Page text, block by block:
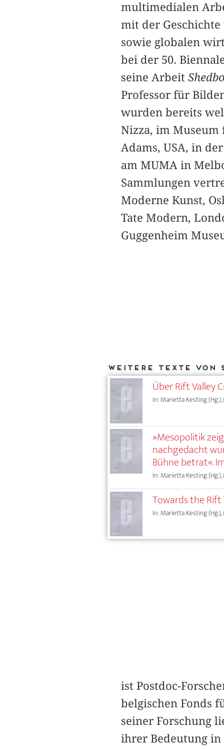
multimedialen
mit der
sowie globalen
bei der 50.
seine Arbeit
Professor für
wurden bereits
Nizza, im Museum
Adams, USA, in
am MUMA in
Sammlungen
Moderne Kunst,
Tate Modern,
Guggenheim
Weitere Texte von
Über Rift Valley
In: Marietta Kesting (Hg.),
»Mesopolitik
nachgedacht
Bühne betrat«.
In: Marietta Kesting (Hg.),
Towards the Rift
In: Marietta Kesting (Hg.),
ist Postdoc-
belgischen Fonds
seiner Forschung
ihrer Bedeutung